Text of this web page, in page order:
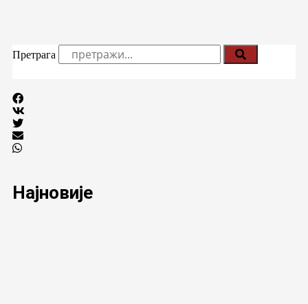
Претрага
Најновије